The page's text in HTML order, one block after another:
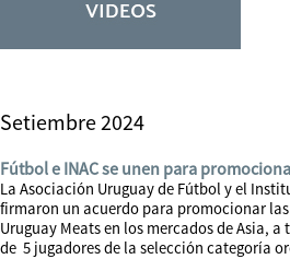
Setiembre 2024
Fútbol e INAC se unen para
La Asociación Uruguay de Fútbol y el
firmaron un acuerdo para promocionar
Uruguay Meats en los mercados de Asia,
de 5 jugadores de la selección categoría